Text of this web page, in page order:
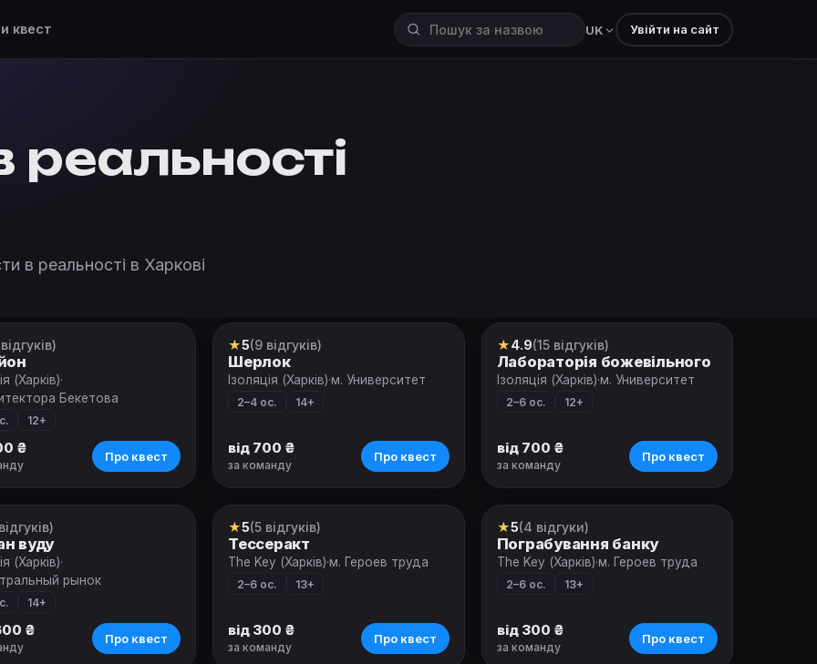
квест UK Увійти на сайт
реальності
в реальності в Харкові
(Харків)·
Бекетова
12+
₴ Про квест
Квест
★5(9 відгуків)
Шерлок
Ізоляція (Харків)·м. Университет
2–4 ос. 14+
від 700 ₴
за команду
Про квест
Квест
★4.9(15 відгуків)
Лабораторія божевільного
Ізоляція (Харків)·м. Университет
2–6 ос. 12+
від 700 ₴
за команду
Про квест
вуду
(Харків)·
рынок
14+
₴ Про квест
Квест
★5(5 відгуків)
Тессеракт
The Key (Харків)·м. Героев труда
2–6 ос. 13+
від 300 ₴
за команду
Про квест
Квест
★5(4 відгуки)
Пограбування банку
The Key (Харків)·м. Героев труда
2–6 ос. 13+
від 300 ₴
за команду
Про квест